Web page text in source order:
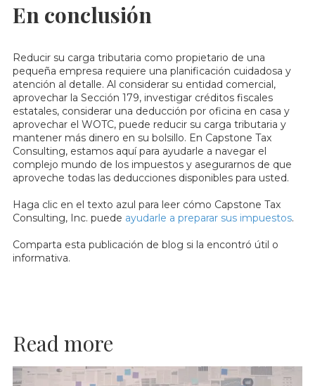
En conclusión
Reducir su carga tributaria como propietario de una
pequeña empresa requiere una planificación cuidadosa y
atención al detalle. Al considerar su entidad comercial,
aprovechar la Sección 179, investigar créditos fiscales
estatales, considerar una deducción por oficina en casa y
aprovechar el WOTC, puede reducir su carga tributaria y
mantener más dinero en su bolsillo. En Capstone Tax
Consulting, estamos aquí para ayudarle a navegar el
complejo mundo de los impuestos y asegurarnos de que
aproveche todas las deducciones disponibles para usted.
Haga clic en el texto azul para leer cómo Capstone Tax
Consulting, Inc. puede ayudarle a preparar sus impuestos.
Comparta esta publicación de blog si la encontró útil o
informativa.
Read more